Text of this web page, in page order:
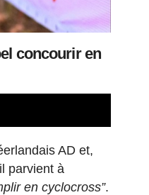
concourir en
AD et,
parvient à
en cyclocross”.